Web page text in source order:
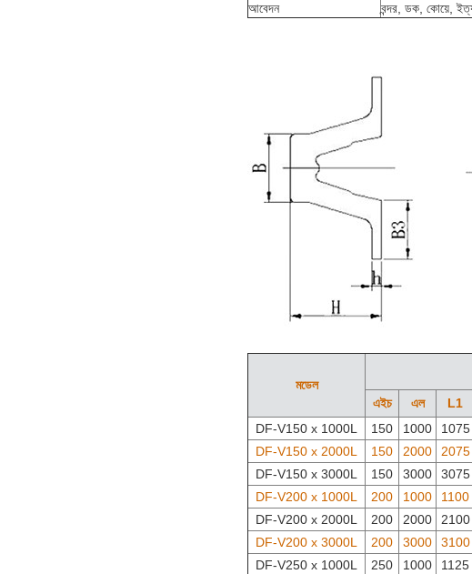
আবেদন
বন্দর, ডক, কোয়ে,
মডেল
এইচ এল L1
DF-V150 x 1000L
150 1000 1075
DF-V150 x 2000L
150 2000 2075
DF-V150 x 3000L
150 3000 3075
DF-V200 x 1000L
200 1000 1100
DF-V200 x 2000L
200 2000 2100
DF-V200 x 3000L
200 3000 3100
DF-V250 x 1000L
250 1000 1125